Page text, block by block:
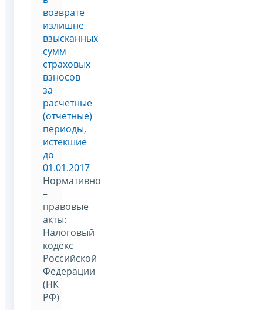
возврате
излишне
взысканных
сумм
страховых
взносов
за
расчетные
(отчетные)
периоды,
истекшие
до
01.01.2017
Нормативно
–
правовые
акты:
Налоговый
кодекс
Российской
Федерации
(НК
РФ)